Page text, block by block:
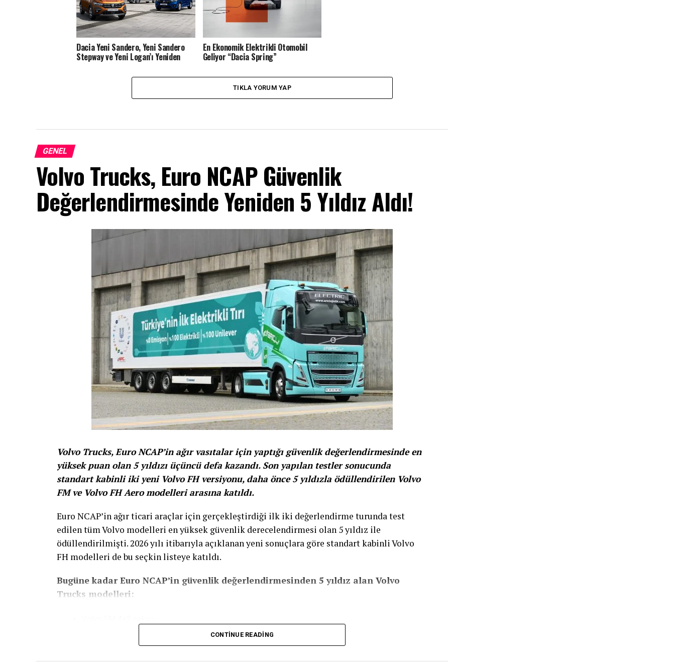
Dacia Yeni Sandero, Yeni Sandero
Stepway ve Yeni Logan’ı Yeniden
En Ekonomik Elektrikli Otomobil
Geliyor “Dacia Spring”
TIKLA YORUM YAP
GENEL
Volvo Trucks, Euro NCAP Güvenlik
Değerlendirmesinde Yeniden 5 Yıldız Aldı!
Volvo Trucks, Euro NCAP’in ağır vasıtalar için yaptığı güvenlik değerlendirmesinde en
yüksek puan olan 5 yıldızı üçüncü defa kazandı. Son yapılan testler sonucunda
standart kabinli iki yeni Volvo FH versiyonu, daha önce 5 yıldızla ödüllendirilen Volvo
FM ve Volvo FH Aero modelleri arasına katıldı.
Euro NCAP’in ağır ticari araçlar için gerçekleştirdiği ilk iki değerlendirme turunda test
edilen tüm Volvo modelleri en yüksek güvenlik derecelendirmesi olan 5 yıldız ile
ödüllendirilmişti. 2026 yılı itibarıyla açıklanan yeni sonuçlara göre standart kabinli Volvo
FH modelleri de bu seçkin listeye katıldı.
Bugüne kadar Euro NCAP’in güvenlik değerlendirmesinden 5 yıldız alan Volvo
Trucks modelleri:
CONTINUE READING